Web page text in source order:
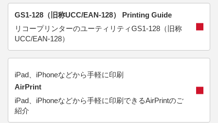
GS1-128（旧称UCC/EAN-128） Printing Guide
リコープリンターのユーティリティGS1-128（旧称
UCC/EAN-128）
iPad、iPhoneなどから手軽に印刷
AirPrint
iPad、iPhoneなどから手軽に印刷できるAirPrintのご
紹介